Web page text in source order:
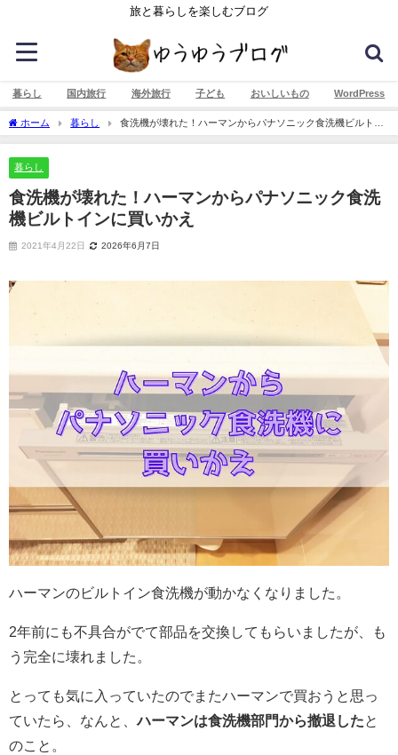
旅と暮らしを楽しむブログ
暮らし 国内旅行 海外旅行 子ども おいしいもの WordPress
ホーム 暮らし
食洗機が壊れた！ハーマンからパナソニック食洗機ビルトイ
ンに買いかえ
暮らし
食洗機が壊れた！ハーマンからパナソニック食洗
機ビルトインに買いかえ
2021年4月22日 2026年6月7日
ハーマンのビルトイン食洗機が動かなくなりました。
2年前にも不具合がでて部品を交換してもらいましたが、も
う完全に壊れました。
とっても気に入っていたのでまたハーマンで買おうと思っ
ていたら、なんと、ハーマンは食洗機部門から撤退したと
のこと。